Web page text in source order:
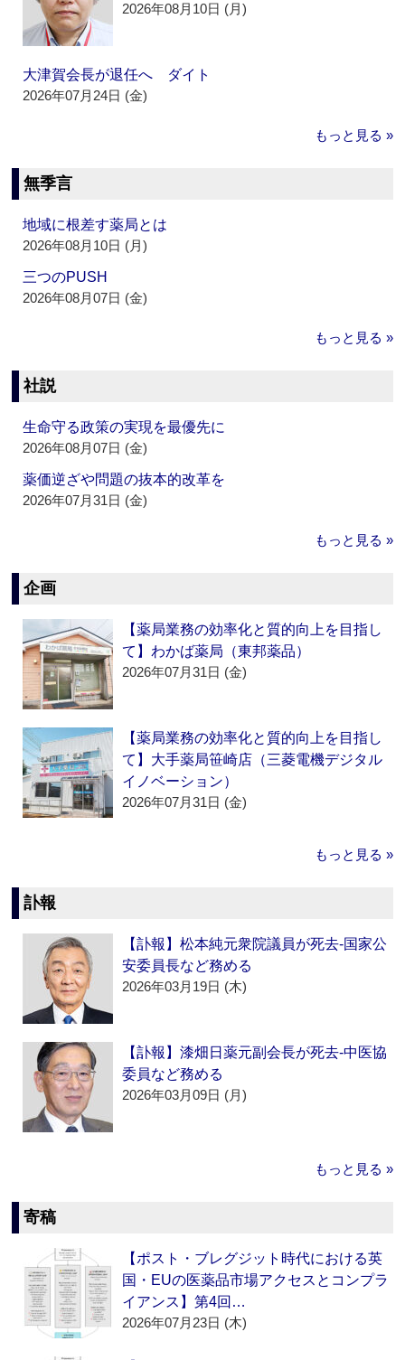
2026年08月10日 (月)
大津賀会長が退任へ ダイト
2026年07月24日 (金)
もっと見る »
無季言
地域に根差す薬局とは
2026年08月10日 (月)
三つのPUSH
2026年08月07日 (金)
もっと見る »
社説
生命守る政策の実現を最優先に
2026年08月07日 (金)
薬価逆ざや問題の抜本的改革を
2026年07月31日 (金)
もっと見る »
企画
【薬局業務の効率化と質的向上を目指し
て】わかば薬局（東邦薬品）
2026年07月31日 (金)
【薬局業務の効率化と質的向上を目指し
て】大手薬局笹崎店（三菱電機デジタル
イノベーション）
2026年07月31日 (金)
もっと見る »
訃報
【訃報】松本純元衆院議員が死去‐国家公
安委員長など務める
2026年03月19日 (木)
【訃報】漆畑日薬元副会長が死去‐中医協
委員など務める
2026年03月09日 (月)
もっと見る »
寄稿
【ポスト・ブレグジット時代における英
国・EUの医薬品市場アクセスとコンプラ
イアンス】第4回…
2026年07月23日 (木)